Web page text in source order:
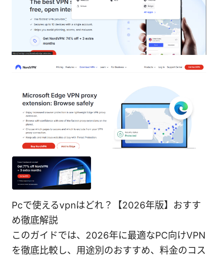
Pcで使えるvpnはどれ？【2026年版】おすす
め徹底解説
このガイドでは、2026年に最適なPC向けVPN
を徹底比較し、用途別のおすすめ、料金のコス